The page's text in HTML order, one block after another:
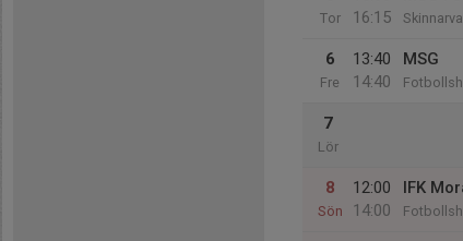
Tor
16:15
6
Fre
13:40
14:40
MSG
7
Lör
8
Sön
12:00
14:00
IFK